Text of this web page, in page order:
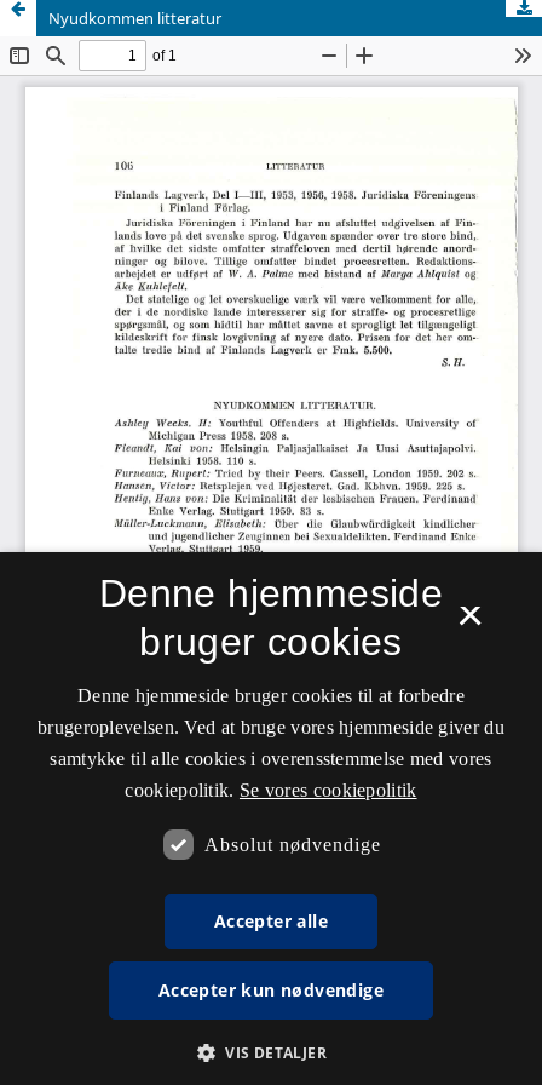
Nyudkommen litteratur
×
Denne hjemmeside
bruger cookies
Denne hjemmeside bruger cookies til at forbedre
brugeroplevelsen. Ved at bruge vores hjemmeside giver du
samtykke til alle cookies i overensstemmelse med vores
cookiepolitik. Se vores cookiepolitik
Absolut nødvendige
Accepter alle
Accepter kun nødvendige
VIS DETALJER